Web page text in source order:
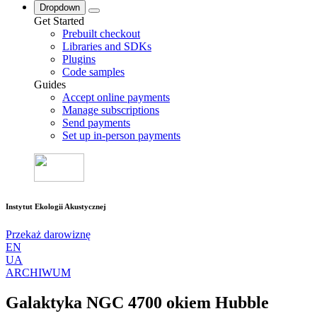
Dropdown
Get Started
Prebuilt checkout
Libraries and SDKs
Plugins
Code samples
Guides
Accept online payments
Manage subscriptions
Send payments
Set up in-person payments
Instytut Ekologii Akustycznej
Przekaż darowiznę
EN
UA
ARCHIWUM
Galaktyka NGC 4700 okiem Hubble